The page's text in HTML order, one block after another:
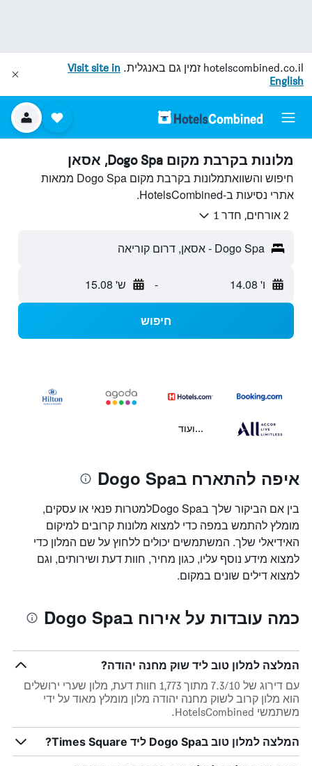
hotelscombined.co.il זמין גם באנגלית. Visit site in
English
מלונות בקרבת מקום Dogo Spa, אסאן
חיפוש והשוואתמלונות בקרבת מקום Dogo Spa ממאות
אתרי נסיעות ב-HotelsCombined.
2 אורחים, חדר 1
Dogo Spa - אסאן, דרום קוריאה
ו' 14.08 - ש' 15.08
חיפוש
...ועוד
איפה להתארח בDogo Spa
בין אם הביקור שלך בDogo Spaלמטרות פנאי או עסקים,
מומלץ להתמש במפה כדי למצוא מלונות קרובים למיקום
האידיאלי שלך. המשתמשים יכולים ללחוץ על שם המלון כדי
למצוא מידע נוסף עליו, כגון מחיר, חוות דעת ושירותים, וגם
למצוא דילים שונים במקום.
כמה עובדות על אירוח בDogo Spa
המלצה למלון טוב ליד שוק מחנה יהודה?
עם דירוג של 7.3/10 מתוך 1,773 חוות דעת, מלון שערי ירושלים
הוא מלון קרוב לשוק מחנה יהודה מלון מומלץ מאוד על ידי
משתמשי HotelsCombined.
המלצה למלון טוב בDogo Spa ליד Times Square?